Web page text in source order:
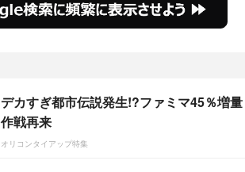
デカすぎ都市伝説発生!?ファミマ45％増量
作戦再来
オリコンタイアップ特集